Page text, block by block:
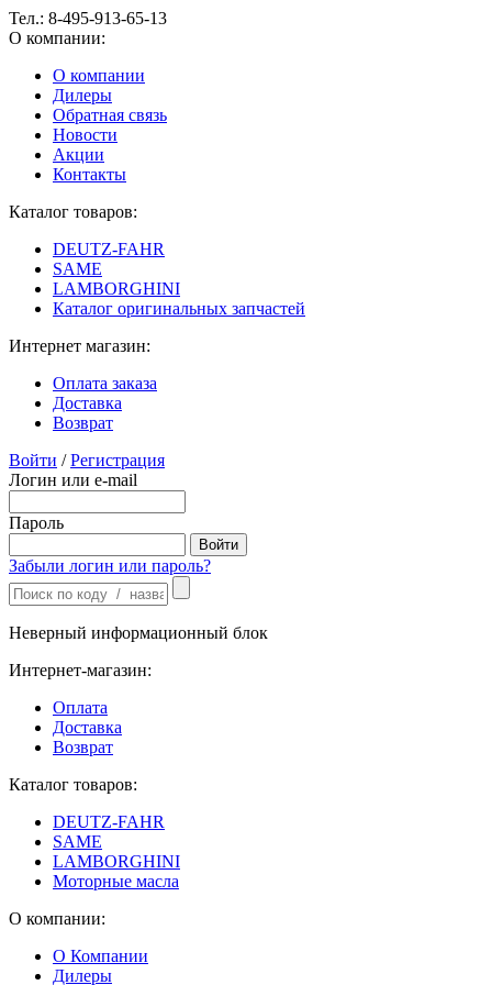
Тел.: 8-495-913-65-13
О компании:
О компании
Дилеры
Обратная связь
Новости
Акции
Контакты
Каталог товаров:
DEUTZ-FAHR
SAME
LAMBORGHINI
Каталог оригинальных запчастей
Интернет магазин:
Оплата заказа
Доставка
Возврат
Войти / Регистрация
Логин или e-mail
Пароль
Забыли логин или пароль?
Неверный информационный блок
Интернет-магазин:
Оплата
Доставка
Возврат
Каталог товаров:
DEUTZ-FAHR
SAME
LAMBORGHINI
Моторные масла
О компании:
О Компании
Дилеры